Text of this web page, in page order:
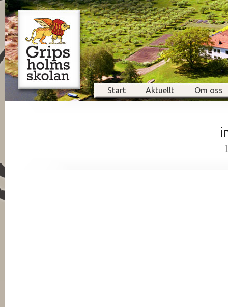
Start Aktuellt Om oss